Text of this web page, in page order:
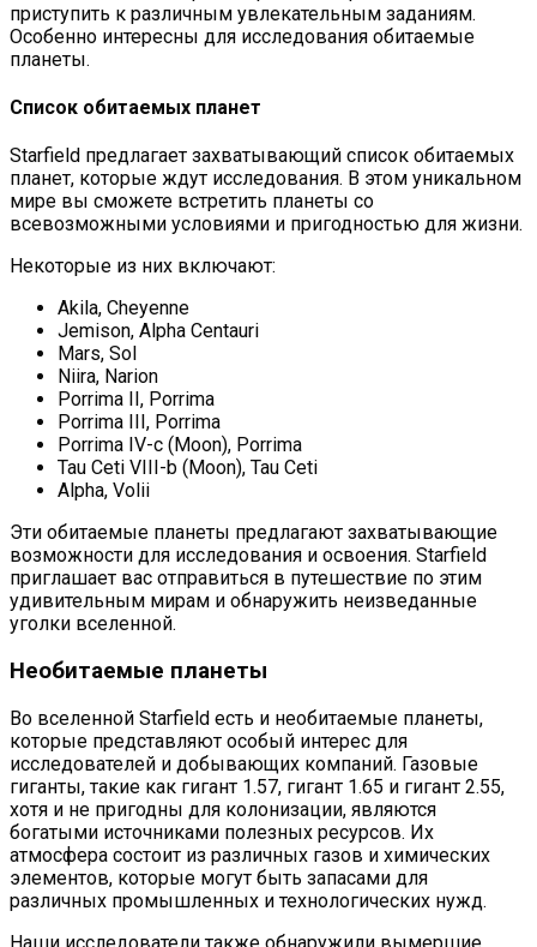
приступить к различным увлекательным заданиям.
Особенно интересны для исследования обитаемые
планеты.
Список обитаемых планет
Starfield предлагает захватывающий список обитаемых
планет, которые ждут исследования. В этом уникальном
мире вы сможете встретить планеты со
всевозможными условиями и пригодностью для жизни.
Некоторые из них включают:
Akila, Cheyenne
Jemison, Alpha Centauri
Mars, Sol
Niira, Narion
Porrima II, Porrima
Porrima III, Porrima
Porrima IV-c (Moon), Porrima
Tau Ceti VIII-b (Moon), Tau Ceti
Alpha, Volii
Эти обитаемые планеты предлагают захватывающие
возможности для исследования и освоения. Starfield
приглашает вас отправиться в путешествие по этим
удивительным мирам и обнаружить неизведанные
уголки вселенной.
Необитаемые планеты
Во вселенной Starfield есть и необитаемые планеты,
которые представляют особый интерес для
исследователей и добывающих компаний. Газовые
гиганты, такие как гигант 1.57, гигант 1.65 и гигант 2.55,
хотя и не пригодны для колонизации, являются
богатыми источниками полезных ресурсов. Их
атмосфера состоит из различных газов и химических
элементов, которые могут быть запасами для
различных промышленных и технологических нужд.